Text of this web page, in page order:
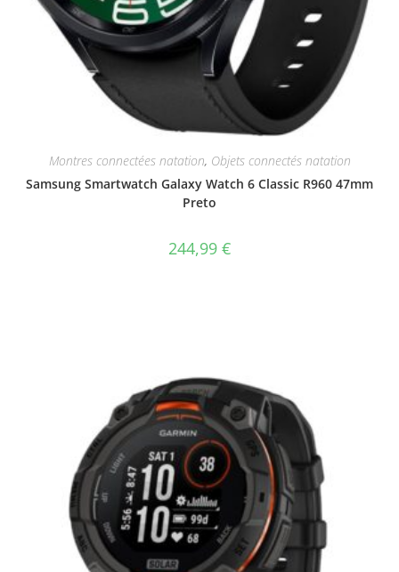
Montres connectées natation, Objets connectés natation
Samsung Smartwatch Galaxy Watch 6 Classic R960 47mm
Preto
244,99 €